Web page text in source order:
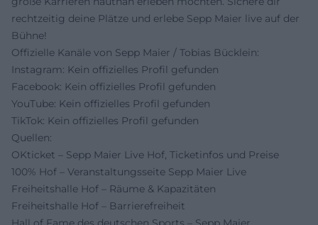
rechtzeitig deine Plätze und erlebe Sepp Maier live auf der
Bühne!
Offizielle Kanäle von Sepp Maier / Tobias Bücklein:
Instagram: Kein offizielles Profil gefunden
Facebook: Kein offizielles Profil gefunden
YouTube: Kein offizielles Profil gefunden
TikTok: Kein offizielles Profil gefunden
Quellen:
OKticket – Sepp Maier Live Hof, Ticketinfos und Preise
100% Hof – Veranstaltungsseite Sepp Maier Live
Freiheitshalle Hof – Räume & Kapazitäten
Freiheitshalle Hof – Barrierefreiheit